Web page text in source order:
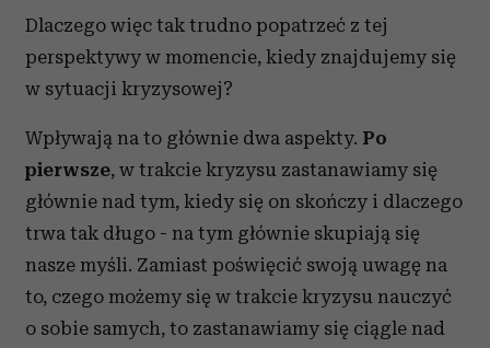
Dlaczego więc tak trudno popatrzeć z tej
perspektywy w momencie, kiedy znajdujemy się
w sytuacji kryzysowej?
Wpływają na to głównie dwa aspekty. Po
pierwsze, w trakcie kryzysu zastanawiamy się
głównie nad tym, kiedy się on skończy i dlaczego
trwa tak długo - na tym głównie skupiają się
nasze myśli. Zamiast poświęcić swoją uwagę na
to, czego możemy się w trakcie kryzysu nauczyć
o sobie samych, to zastanawiamy się ciągle nad